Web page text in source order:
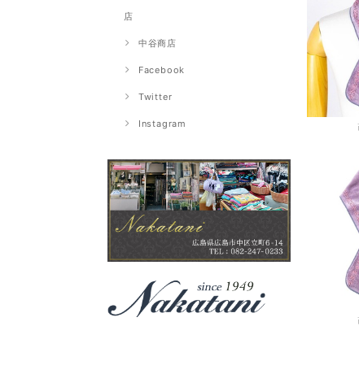
店
中谷商店
Facebook
Twitter
Instagram